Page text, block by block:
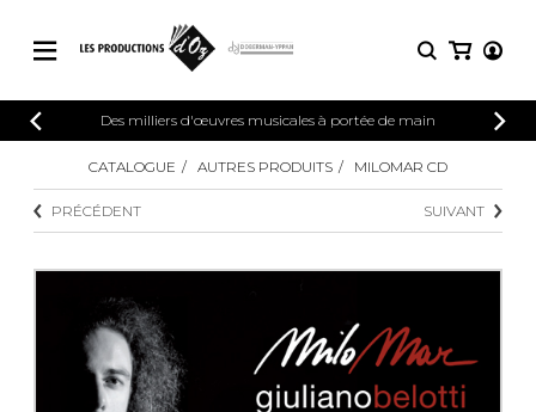
CATALOGUE
Explorez notre catalogue de partitions
riche en œuvres originales et en
arrangements de qualité.
PARTITIONS POUR GUITARE
CONNEXION
INSCRIPTION
Des milliers d'œuvres musicales à portée de main
arrangements de qualité.
PARTITIONS
Méthodes
4 guitares
5 guitares et plus
Ensemble de
CATALOGUE AUTRES PRODUITS MILOMAR CD
PRÉCÉDENT SUIVANT